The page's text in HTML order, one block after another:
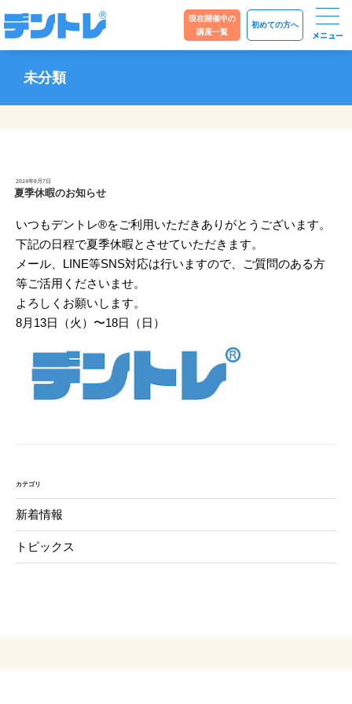
現在開催中の
講座一覧
初めての方へ
未分類
投
稿
日:
2024年8月7日
夏季休暇のお知らせ
いつもデントレ®︎をご利用いただきありがとうございます。
下記の日程で夏季休暇とさせていただきます。
メール、LINE等SNS対応は行いますので、ご質問のある方
等ご活用くださいませ。
よろしくお願いします。
8月13日（火）〜18日（日）
カテゴリ
新着情報
トピックス